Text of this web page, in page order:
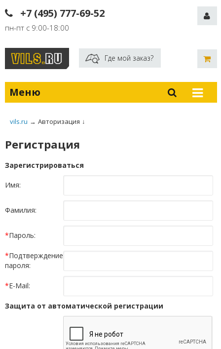
+7 (495) 777-69-52
пн-пт с 9:00-18:00
Где мой заказ?
Меню
vils.ru → Авторизация ↓
Регистрация
Зарегистрироваться
Имя:
Фамилия:
*Пароль:
*Подтверждение
пароля:
*E-Mail:
Защита от автоматической регистрации